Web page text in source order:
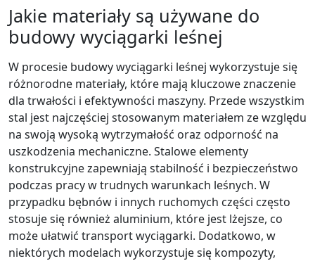
Jakie materiały są używane do
budowy wyciągarki leśnej
W procesie budowy wyciągarki leśnej wykorzystuje się
różnorodne materiały, które mają kluczowe znaczenie
dla trwałości i efektywności maszyny. Przede wszystkim
stal jest najczęściej stosowanym materiałem ze względu
na swoją wysoką wytrzymałość oraz odporność na
uszkodzenia mechaniczne. Stalowe elementy
konstrukcyjne zapewniają stabilność i bezpieczeństwo
podczas pracy w trudnych warunkach leśnych. W
przypadku bębnów i innych ruchomych części często
stosuje się również aluminium, które jest lżejsze, co
może ułatwić transport wyciągarki. Dodatkowo, w
niektórych modelach wykorzystuje się kompozyty,